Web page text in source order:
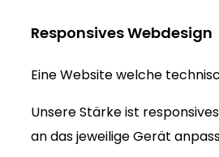
Responsives Webdesign
Eine Website welche
Unsere Stärke ist
an das jeweilige Gerät